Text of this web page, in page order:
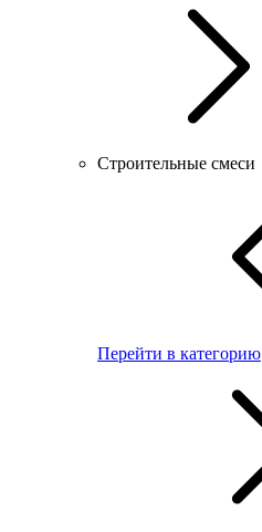
Строительные смеси
Перейти в категорию